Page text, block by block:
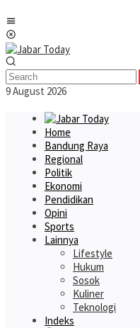
to
content
9 August 2026
Home
Bandung Raya
Regional
Politik
Ekonomi
Pendidikan
Opini
Sports
Lainnya
Lifestyle
Hukum
Sosok
Kuliner
Teknologi
Indeks